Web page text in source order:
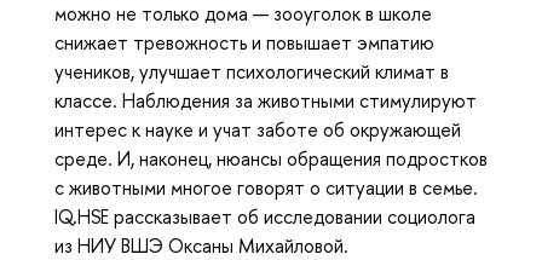
можно не только дома — зооуголок в школе
снижает тревожность и повышает эмпатию
учеников, улучшает психологический климат в
классе. Наблюдения за животными стимулируют
интерес к науке и учат заботе об окружающей
среде. И, наконец, нюансы обращения подростков
с животными многое говорят о ситуации в семье.
IQ.HSE рассказывает об исследовании социолога
из НИУ ВШЭ Оксаны Михайловой.